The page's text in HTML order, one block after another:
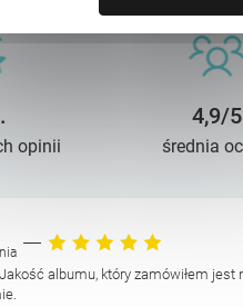
opinii
4,9/5
średnia
albumu, który zamówiłem jest